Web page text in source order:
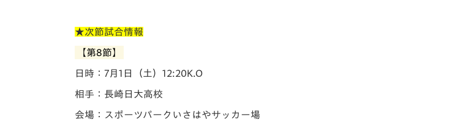
★次節試合情報
【第8節】
日時：7月1日（土）12:20K.O
相手：長崎日大高校
会場：スポーツパークいさはやサッカー場